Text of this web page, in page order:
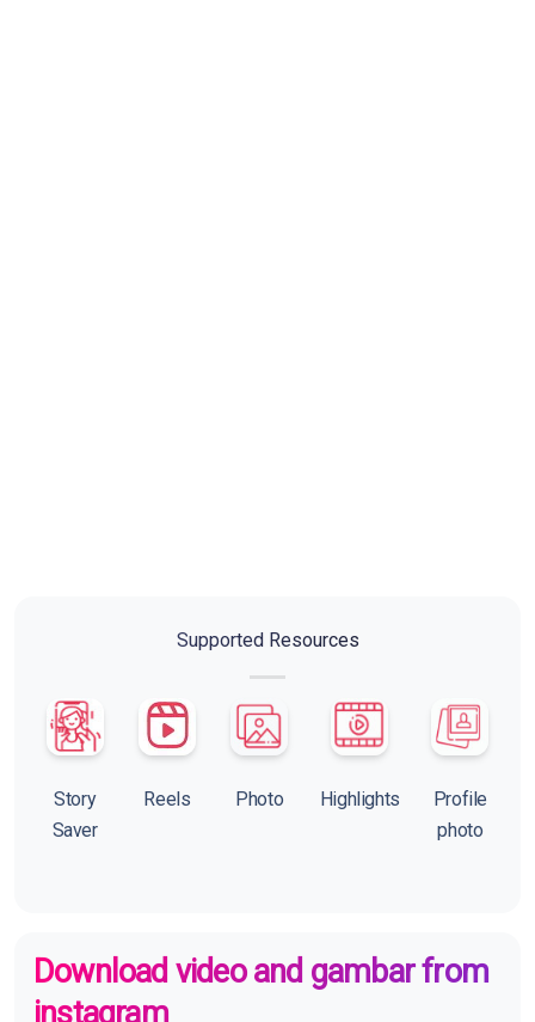
Supported Resources
Story
Saver
Reels Photo Highlights
Profile
photo
Download video and gambar from
instagram